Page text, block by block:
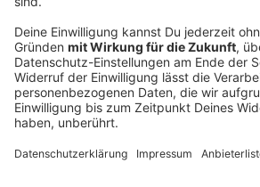
Mit diesen Temperaturen geht
Wochenende
Gewitter und Schauer sind in
zunächst nur im Süden möglich. Wie